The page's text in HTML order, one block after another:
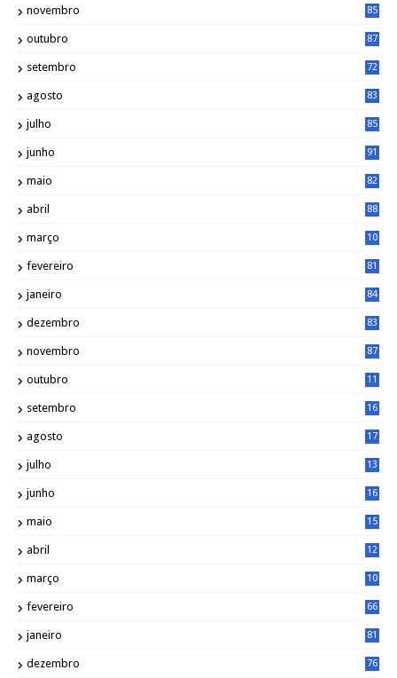
novembro 85
outubro 87
setembro 72
agosto 83
julho 85
junho 91
maio 82
abril 88
março
10
fevereiro 81
janeiro 84
dezembro 83
novembro 87
outubro
11
setembro
16
agosto
17
julho
13
junho
16
maio
15
abril
12
março
10
fevereiro 66
janeiro 81
dezembro 76